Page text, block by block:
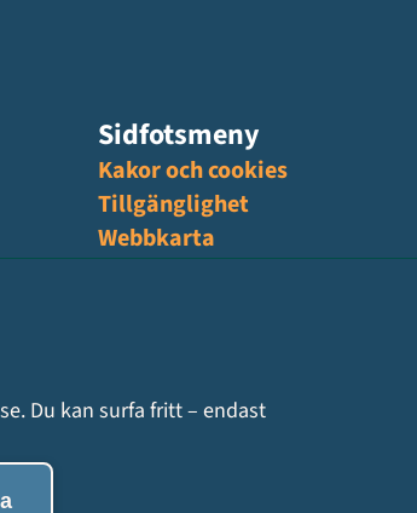
Sidfotsmeny
Kakor och cookies
Tillgänglighet
Webbkarta
Du kan surfa fritt – endast